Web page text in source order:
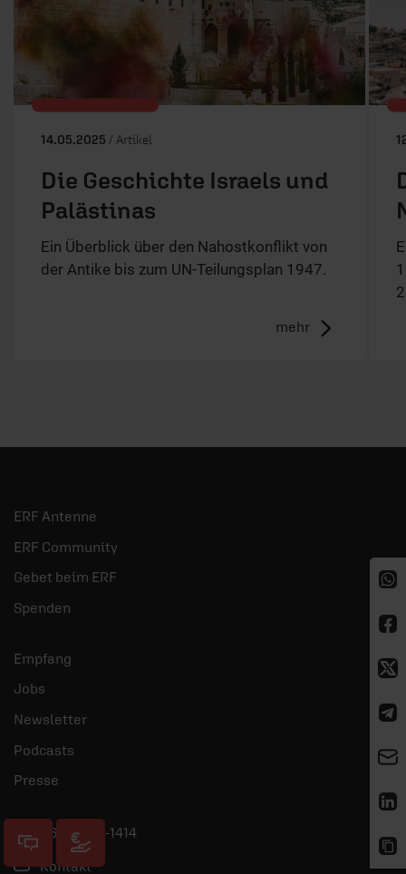
14.05.2025 / Artikel
Die Geschichte Israels und
Palästinas
Ein Überblick über den Nahostkonflikt von
der Antike bis zum UN-Teilungsplan 1947.
mehr
ERF Antenne
ERF Community
Gebet beim ERF
Spenden
Empfang
Jobs
Newsletter
Podcasts
Presse
06441 957-1414
Kontakt